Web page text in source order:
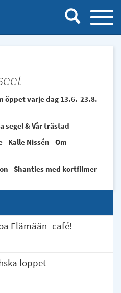
öppet varje dag 13.6.-23.8.
segel & Vår trästad
Kalle Nissén - Om
- Shanties med kortfilmer
Elämään -café!
loppet